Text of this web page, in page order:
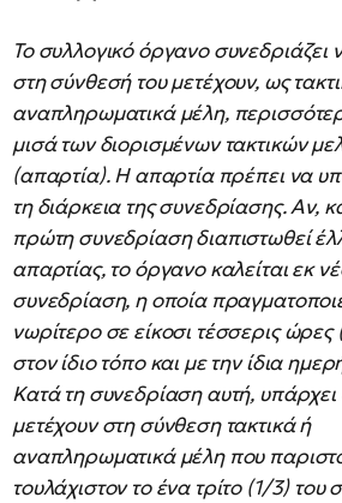
Το συλλογικό όργανο συνεδριάζει
στη σύνθεσή του μετέχουν, ως
αναπληρωματικά μέλη,
μισά των διορισμένων τακτικών
(απαρτία). Η απαρτία πρέπει να
τη διάρκεια της συνεδρίασης. Αν,
πρώτη συνεδρίαση διαπιστωθεί
απαρτίας, το όργανο καλείται εκ
συνεδρίαση, η οποία
νωρίτερο σε είκοσι τέσσερις
στον ίδιο τόπο και με την ίδια
Κατά τη συνεδρίαση αυτή,
μετέχουν στη σύνθεση τακτικά ή
αναπληρωματικά μέλη που
τουλάχιστον το ένα τρίτο (1/3) του